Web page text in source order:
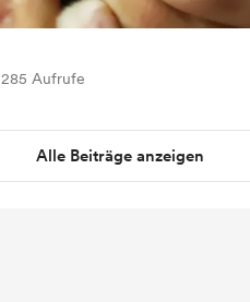
285 Aufrufe
Alle Beiträge anzeigen